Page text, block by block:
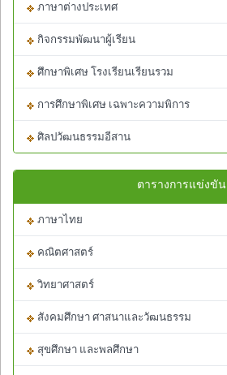
ภาษาต่างประเทศ
กิจกรรมพัฒนาผู้เรียน
ศึกษาพิเศษ โรงเรียนเรียนรวม
การศึกษาพิเศษ เฉพาะความพิการ
ศิลปวัฒนธรรมอีสาน
ตารางการแข่งขัน
ภาษาไทย
คณิตศาสตร์
วิทยาศาสตร์
สังคมศึกษา ศาสนาและวัฒนธรรม
สุขศึกษา และพลศึกษา